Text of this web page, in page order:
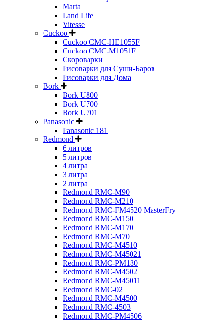
Marta
Land Life
Vitesse
Cuckoo
Cuckoo CMC-HE1055F
Cuckoo CMC-M1051F
Скороварки
Рисоварки для Суши-Баров
Рисоварки для Дома
Bork
Bork U800
Bork U700
Bork U701
Panasonic
Panasonic 181
Redmond
6 литров
5 литров
4 литра
3 литра
2 литра
Redmond RMC-M90
Redmond RMC-M210
Redmond RMC-FM4520 MasterFry
Redmond RMC-M150
Redmond RMC-M170
Redmond RMC-M70
Redmond RMC-M4510
Redmond RMC-M45021
Redmond RMC-PM180
Redmond RMC-M4502
Redmond RMC-M45011
Redmond RMC-02
Redmond RMC-M4500
Redmond RMC-4503
Redmond RMC-PM4506